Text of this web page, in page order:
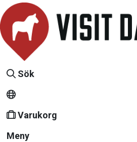
Sök
Varukorg
Meny